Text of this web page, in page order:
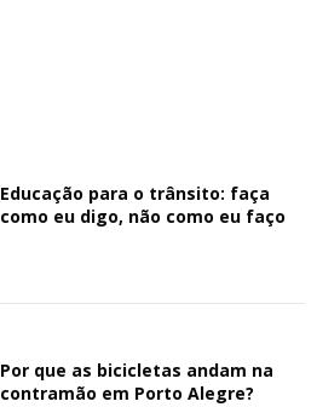
Educação para o trânsito: faça
como eu digo, não como eu faço
Por que as bicicletas andam na
contramão em Porto Alegre?